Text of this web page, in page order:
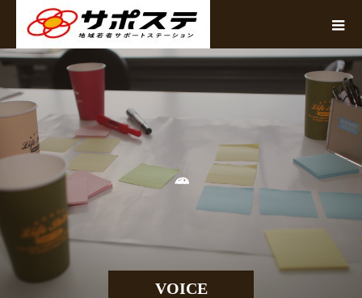
VOICE
の